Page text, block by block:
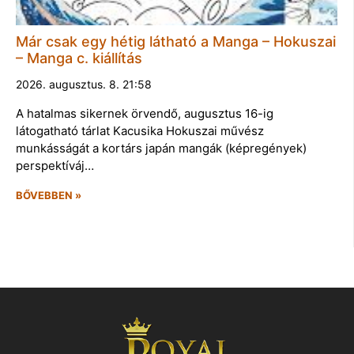
Már csak egy hétig látható a Manga – Hokuszai
– Manga c. kiállítás
2026. augusztus. 8. 21:58
A hatalmas sikernek örvendő, augusztus 16-ig
látogatható tárlat Kacusika Hokuszai művész
munkásságát a kortárs japán mangák (képregények)
perspektíváj…
BŐVEBBEN »